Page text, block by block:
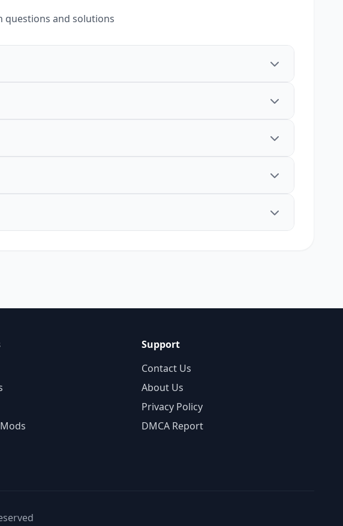
questions and solutions
Support
Contact Us
About Us
Privacy Policy
DMCA Report